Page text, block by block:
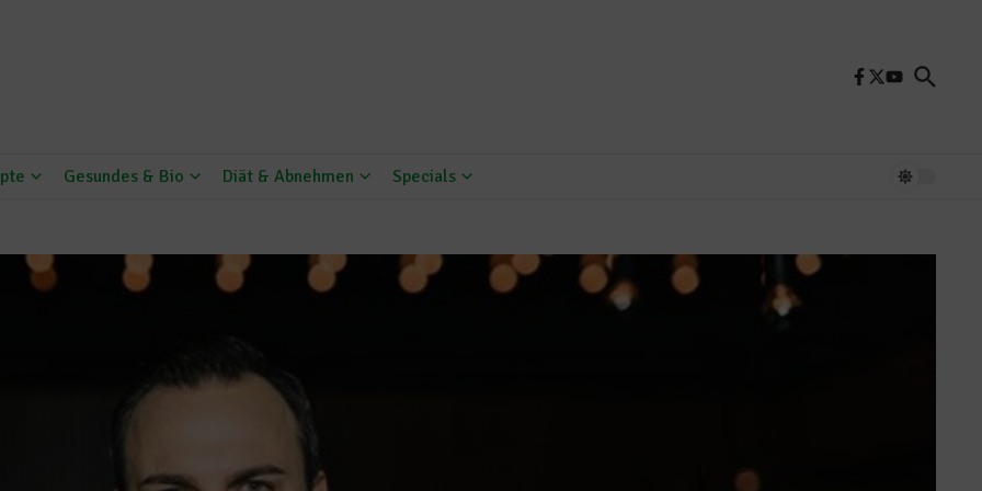
Gesundes & Bio Diät & Abnehmen Specials